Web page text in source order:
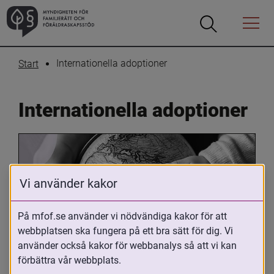
Öppna
Öppna
Menyn
Start Internationella adoptioner
Internationella adoptioner
Oavsett om du är adopterad,
adoptivförälder eller arbetar med
Vi använder kakor
På mfof.se använder vi nödvändiga kakor för att
webbplatsen ska fungera på ett bra sätt för dig. Vi
använder också kakor för webbanalys så att vi kan
förbättra vår webbplats.